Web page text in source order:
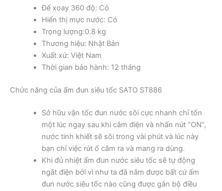
Đế xoay 360 độ: Có
Hiển thị mực nước: Có
Trọng lượng:0.8 kg
Thương hiệu: Nhật Bản
Xuất xứ: Việt Nam
Thời gian bảo hành: 12 tháng
Chức năng của ấm đun siêu tốc SATO ST886
Sở hữu vận tốc đun nước sôi cực nhanh chỉ tốn
một lúc ngay sau khi cắm điện và nhấn nút “ON”,
nước tinh khiết sẽ sôi trong vài phút và lúc này
bạn chỉ việc rút ổ cắm ra và mang ra dùng.
Khi đủ nhiệt ấm đun nước siêu tốc sẽ tự động
ngắt điện bởi vì như ta đã nắm được bất cứ ấm
đun nước siêu tốc nào cũng được gắn bộ điều